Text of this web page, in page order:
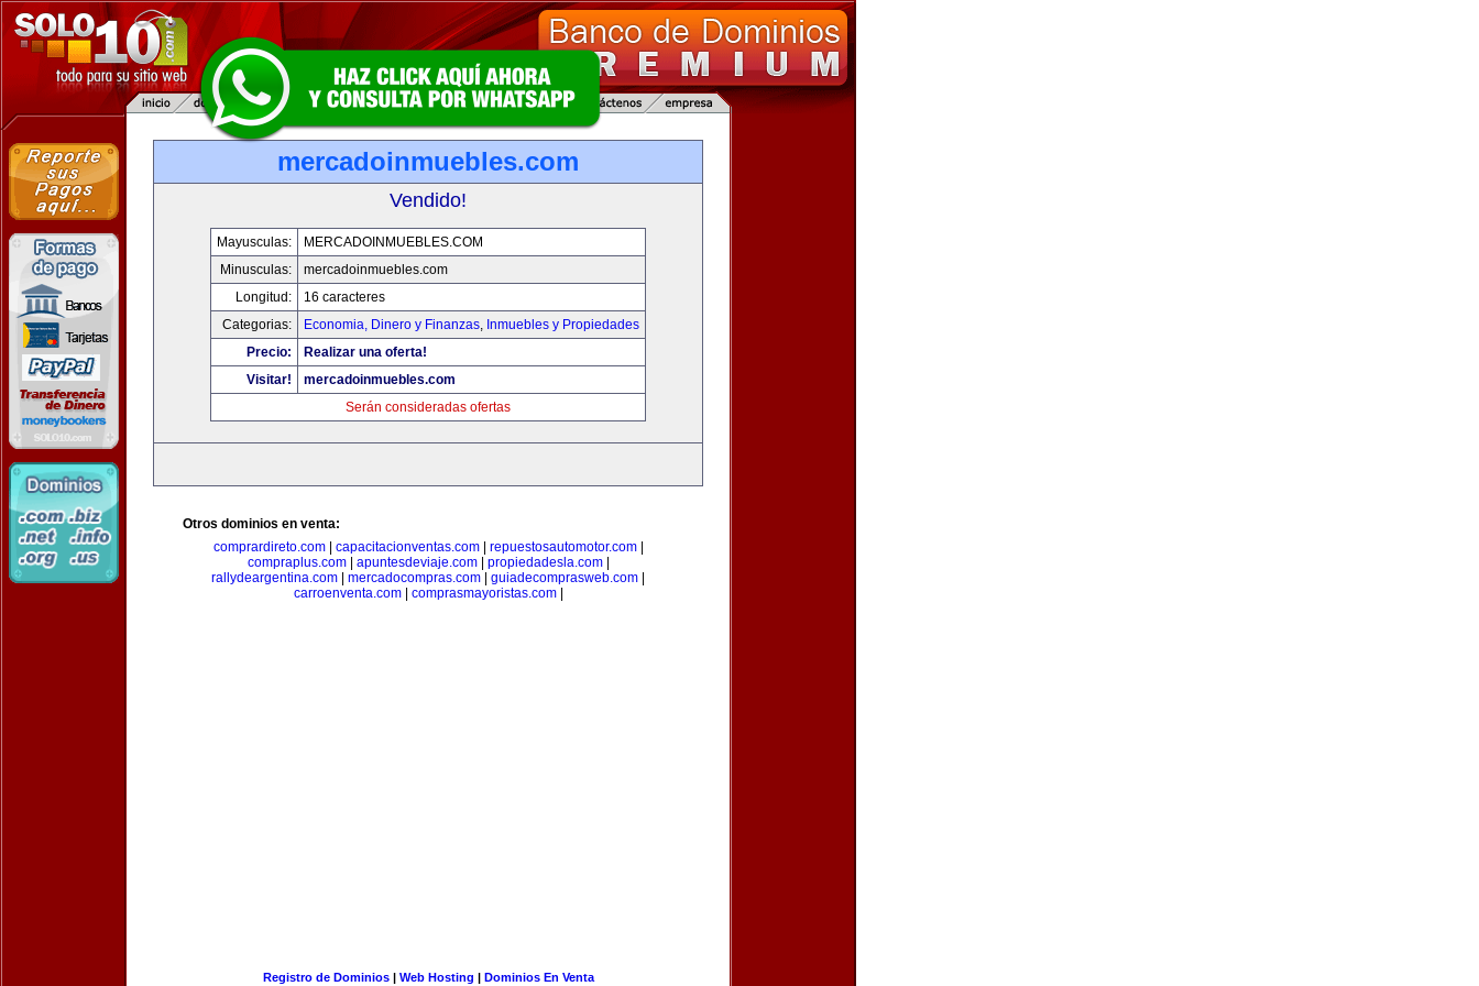
mercadoinmuebles.com
Vendido!
Mayusculas:
MERCADOINMUEBLES.COM
Minusculas:
mercadoinmuebles.com
Longitud:
16 caracteres
Categorias:
Economia, Dinero y Finanzas, Inmuebles y Propiedades
Precio:
Realizar una oferta!
Visitar!
mercadoinmuebles.com
Serán consideradas ofertas
Otros dominios en venta:
comprardireto.com| capacitacionventas.com| repuestosautomotor.com|
compraplus.com| apuntesdeviaje.com| propiedadesla.com|
rallydeargentina.com
mercadocompras.com guiadecomprasweb.com
carroenventa.com| comprasmayoristas.com|
Registro de Dominios| Web Hosting | Dominios En Venta